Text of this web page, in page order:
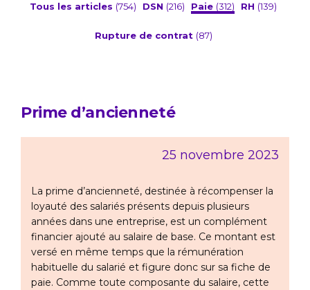
Tous les articles (754) DSN (216) Paie (312) RH (139)
Rupture de contrat (87)
Prime d’ancienneté
25 novembre 2023
La prime d’ancienneté, destinée à récompenser la
loyauté des salariés présents depuis plusieurs
années dans une entreprise, est un complément
financier ajouté au salaire de base. Ce montant est
versé en même temps que la rémunération
habituelle du salarié et figure donc sur sa fiche de
paie. Comme toute composante du salaire, cette